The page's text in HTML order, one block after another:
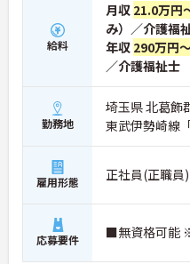
給料
月収 21.0万円
み）／介護福
年収 290万円
／介護福祉士
勤務地
埼玉県 北葛飾
東武伊勢崎線
雇用形態 正社員(正職員)
応募要件 ■無資格可能